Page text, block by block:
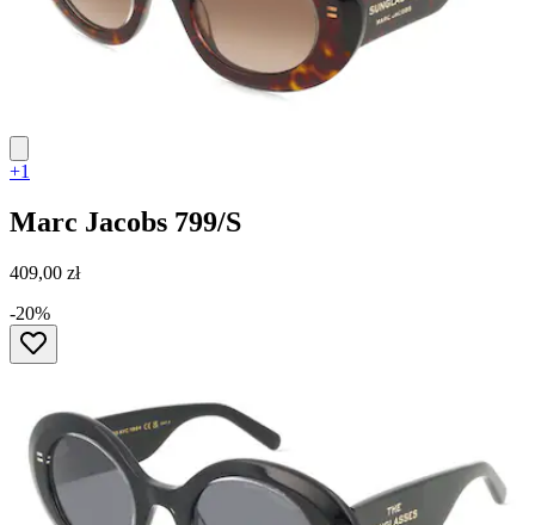
+1
Marc Jacobs 799/S
409,00 zł
-20%